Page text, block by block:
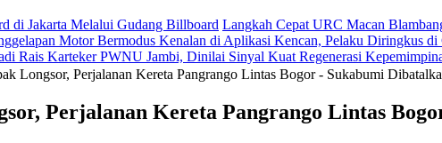
di Jakarta Melalui Gudang Billboard Langkah Cepat URC Macan
Motor Bermodus Kenalan di Aplikasi Kencan, Pelaku Diringkus di
Rais Karteker PWNU Jambi, Dinilai Sinyal Kuat Regenerasi
Longsor, Perjalanan Kereta Pangrango Lintas Bogor - Sukabumi
Perjalanan Kereta Pangrango Lintas